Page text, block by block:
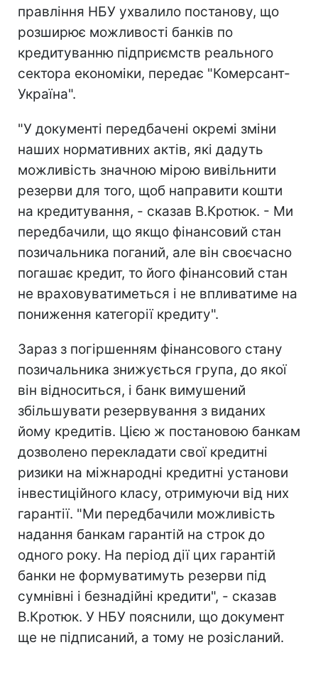
правління НБУ ухвалило постанову, що
розширює можливості банків по
кредитуванню підприємств реального
сектора економіки, передає "Комерсант-
Україна".
"У документі передбачені окремі зміни
наших нормативних актів, які дадуть
можливість значною мірою вивільнити
резерви для того, щоб направити кошти
на кредитування, - сказав В.Кротюк. - Ми
передбачили, що якщо фінансовий стан
позичальника поганий, але він своєчасно
погашає кредит, то його фінансовий стан
не враховуватиметься і не впливатиме на
пониження категорії кредиту".
Зараз з погіршенням фінансового стану
позичальника знижується група, до якої
він відноситься, і банк вимушений
збільшувати резервування з виданих
йому кредитів. Цією ж постановою банкам
дозволено перекладати свої кредитні
ризики на міжнародні кредитні установи
інвестиційного класу, отримуючи від них
гарантії. "Ми передбачили можливість
надання банкам гарантій на строк до
одного року. На період дії цих гарантій
банки не формуватимуть резерви під
сумнівні і безнадійні кредити", - сказав
В.Кротюк. У НБУ пояснили, що документ
ще не підписаний, а тому не розісланий.